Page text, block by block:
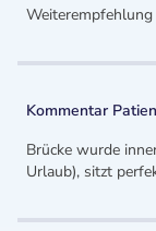
Weiterempfehlung
Kommentar
Brücke wurde
Urlaub), sitzt